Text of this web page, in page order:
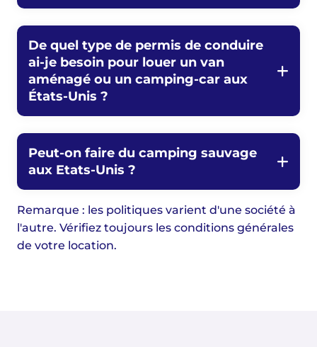
De quel type de permis de conduire
ai-je besoin pour louer un van
aménagé ou un camping-car aux
États-Unis ?
Peut-on faire du camping sauvage
aux Etats-Unis ?
Remarque : les politiques varient d'une société à
l'autre. Vérifiez toujours les conditions générales
de votre location.